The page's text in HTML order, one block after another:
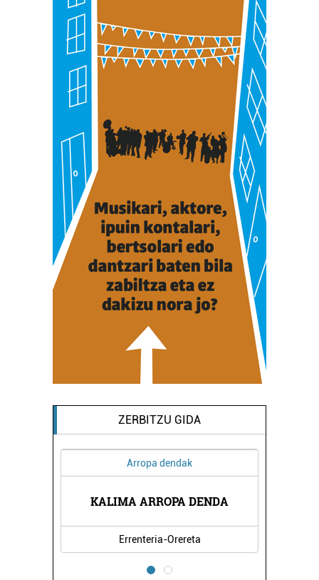
ZERBITZU GIDA
Arropa dendak
KALIMA ARROPA DENDA
Errenteria-Orereta